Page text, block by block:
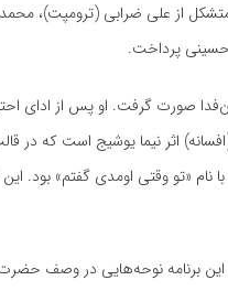
متشکل از علی ضرابی (ترومپت)،
حسینی پرداخت.
صورت گرفت. او پس از ادای
اثر نیما یوشیج است که در
«تو وقتی اومدی گفتم» بود.
این برنامه نوحه‌هایی در وصف